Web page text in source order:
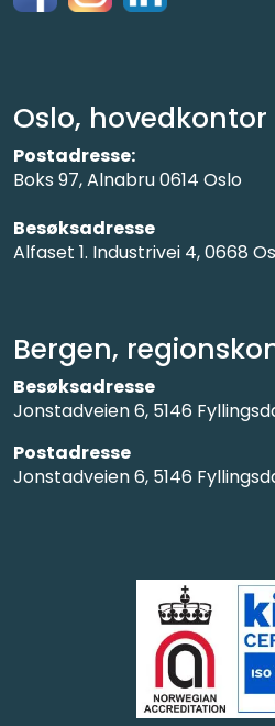
Bergen,
Besøksadresse
Jonstadveien 6, 5146
Postadresse
Jonstadveien 6, 5146
Oslo, hovedkontor
Postadresse:
Boks 97, Alnabru 0614 Oslo
Besøksadresse
Alfaset 1. Industrivei 4, 0668